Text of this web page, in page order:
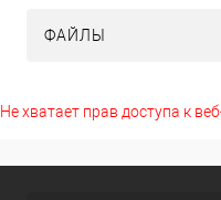
ФАЙЛЫ
Не хватает прав доступа к